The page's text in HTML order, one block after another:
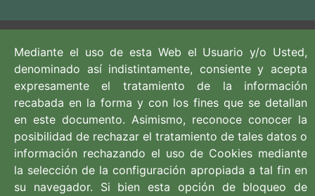
954 542 701
954 282 025
Mediante el uso de esta Web el Usuario y/o Usted,
denominado así indistintamente, consiente y acepta
expresamente el tratamiento de la información
recabada en la forma y con los fines que se detallan
en este documento. Asimismo, reconoce conocer la
posibilidad de rechazar el tratamiento de tales datos o
información rechazando el uso de Cookies mediante
la selección de la configuración apropiada a tal fin en
su navegador. Si bien esta opción de bloqueo de